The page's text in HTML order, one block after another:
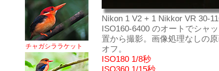
チャガシララケット
Nikon 1 V2 + 1 Nikkor VR 30-
ISO160-6400 のオートでシャ
置から撮影。画像処理なしの
オフ。
ISO180 1/8秒
ISO360 1/15秒